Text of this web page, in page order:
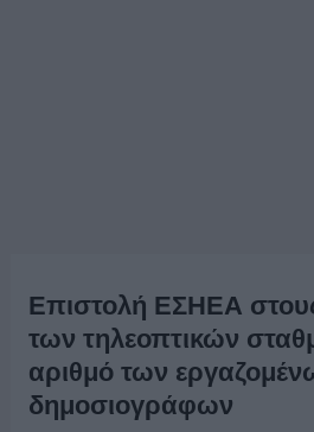
Eπιστολή ΕΣΗΕΑ
των τηλεοπτικών
αριθμό των
δημοσιογράφων